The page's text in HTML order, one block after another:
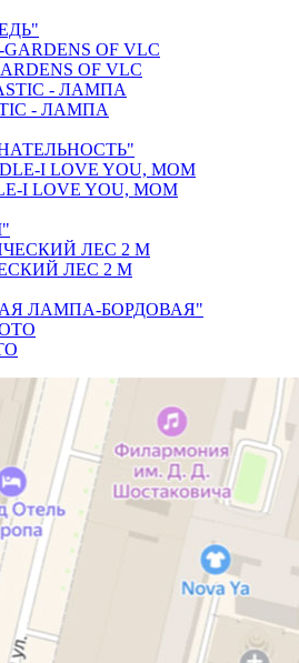
OF VLC
- ЛАМПА
I LOVE YOU, MOM
ЛЕС 2 М
ЛАМПА-БОРДОВАЯ"